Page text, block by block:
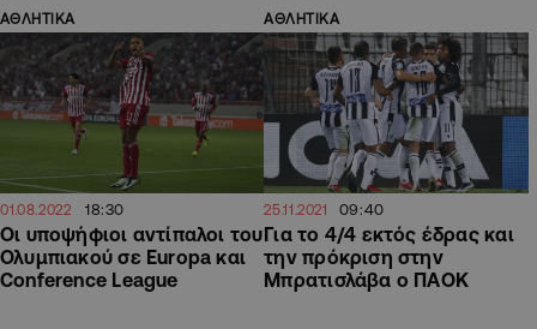
ΑΘΛΗΤΙΚΑ
01.08.2022 18:30
Οι υποψήφιοι αντίπαλοι του
Ολυμπιακού σε Europa και
Conference League
ΑΘΛΗΤΙΚΑ
25.11.2021 09:40
Για το 4/4 εκτός έδρας και
την πρόκριση στην
Μπρατισλάβα ο ΠΑΟΚ